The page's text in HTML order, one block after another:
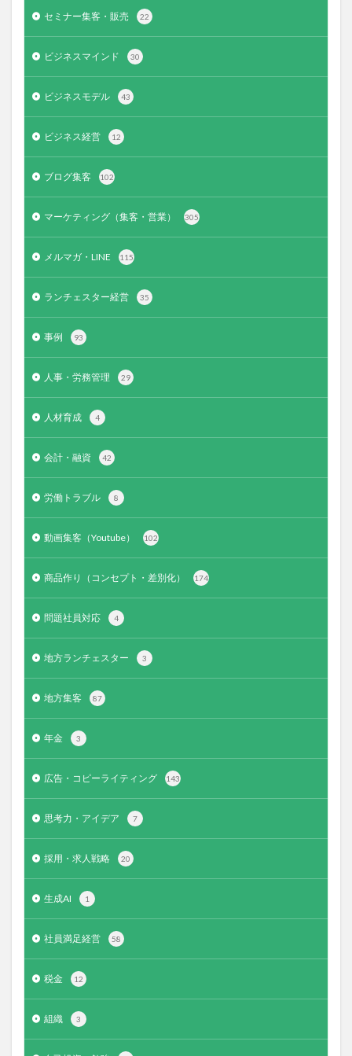
セミナー集客・販売 22
ビジネスマインド 30
ビジネスモデル 43
ビジネス経営 12
ブログ集客 102
マーケティング（集客・営業） 305
メルマガ・LINE 115
ランチェスター経営 35
事例 93
人事・労務管理 29
人材育成 4
会計・融資 42
労働トラブル 8
動画集客（Youtube） 102
商品作り（コンセプト・差別化） 174
問題社員対応 4
地方ランチェスター 3
地方集客 87
年金 3
広告・コピーライティング 143
思考力・アイデア 7
採用・求人戦略 20
生成AI 1
社員満足経営 58
税金 12
組織 3